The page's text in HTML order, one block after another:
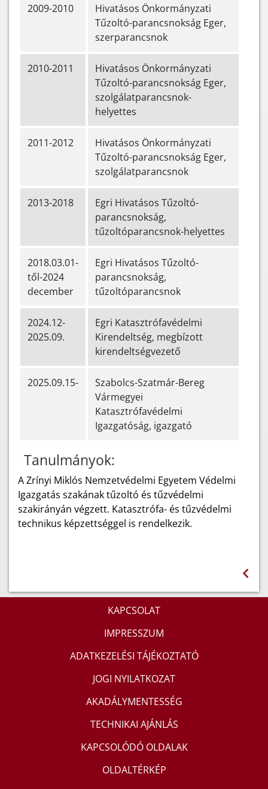
2009-2010
Hivatásos Önkormányzati
Tűzoltó-parancsnokság Eger,
szerparancsnok
2010-2011
Hivatásos Önkormányzati
Tűzoltó-parancsnokság Eger,
szolgálatparancsnok-
helyettes
2011-2012
Hivatásos Önkormányzati
Tűzoltó-parancsnokság Eger,
szolgálatparancsnok
2013-2018
Egri Hivatásos Tűzoltó-
parancsnokság,
tűzoltóparancsnok-helyettes
2018.03.01-
től-2024
december
Egri Hivatásos Tűzoltó-
parancsnokság,
tűzoltóparancsnok
2024.12-
2025.09.
Egri Katasztrófavédelmi
Kirendeltség, megbízott
kirendeltségvezető
2025.09.15-
Szabolcs-Szatmár-Bereg
Vármegyei
Katasztrófavédelmi
Igazgatóság, igazgató
Tanulmányok:
A Zrínyi Miklós Nemzetvédelmi Egyetem Védelmi
Igazgatás szakának tűzoltó és tűzvédelmi
szakirányán végzett. Katasztrófa- és tűzvédelmi
technikus képzettséggel is rendelkezik.
KAPCSOLAT
IMPRESSZUM
ADATKEZELÉSI TÁJÉKOZTATÓ
JOGI NYILATKOZAT
AKADÁLYMENTESSÉG
TECHNIKAI AJÁNLÁS
KAPCSOLÓDÓ OLDALAK
OLDALTÉRKÉP